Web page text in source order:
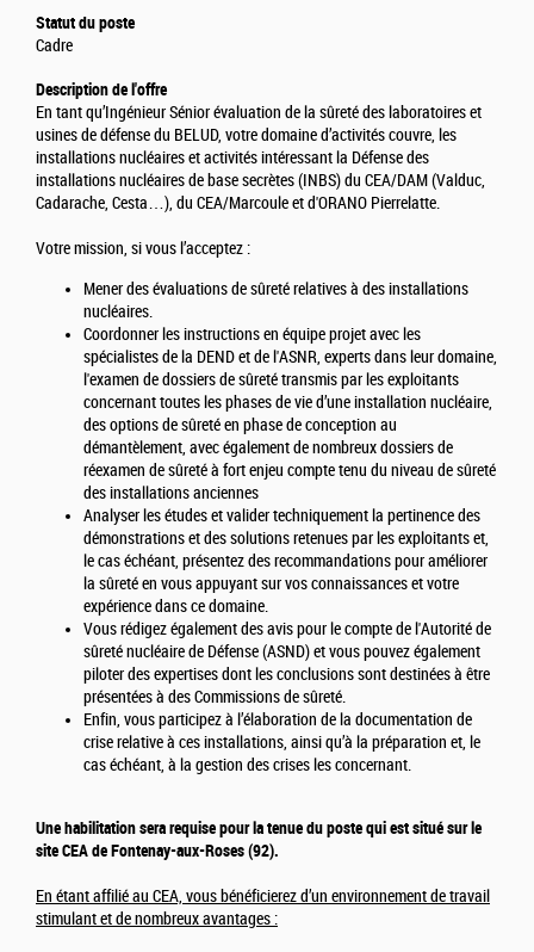
Statut du poste
Cadre
Description de l'offre
En tant qu’Ingénieur Sénior évaluation de la sûreté des laboratoires et
usines de défense du BELUD, votre domaine d’activités couvre, les
installations nucléaires et activités intéressant la Défense des
installations nucléaires de base secrètes (INBS) du CEA/DAM (Valduc,
Cadarache, Cesta…), du CEA/Marcoule et d'ORANO Pierrelatte.
Votre mission, si vous l’acceptez :
Mener des évaluations de sûreté relatives à des installations
nucléaires.
Coordonner les instructions en équipe projet avec les
spécialistes de la DEND et de l'ASNR, experts dans leur domaine,
l'examen de dossiers de sûreté transmis par les exploitants
concernant toutes les phases de vie d’une installation nucléaire,
des options de sûreté en phase de conception au
démantèlement, avec également de nombreux dossiers de
réexamen de sûreté à fort enjeu compte tenu du niveau de sûreté
des installations anciennes
Analyser les études et valider techniquement la pertinence des
démonstrations et des solutions retenues par les exploitants et,
le cas échéant, présentez des recommandations pour améliorer
la sûreté en vous appuyant sur vos connaissances et votre
expérience dans ce domaine.
Vous rédigez également des avis pour le compte de l'Autorité de
sûreté nucléaire de Défense (ASND) et vous pouvez également
piloter des expertises dont les conclusions sont destinées à être
présentées à des Commissions de sûreté.
Enfin, vous participez à l’élaboration de la documentation de
crise relative à ces installations, ainsi qu’à la préparation et, le
cas échéant, à la gestion des crises les concernant.
Une habilitation sera requise pour la tenue du poste qui est situé sur le
site CEA de Fontenay-aux-Roses (92).
En étant affilié au CEA, vous bénéficierez d’un environnement de travail
stimulant et de nombreux avantages :